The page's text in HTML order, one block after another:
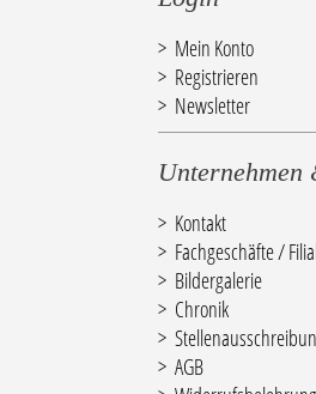
Mein Konto
Registrieren
Newsletter
Unternehmen
Kontakt
Fachgeschäfte /
Bildergalerie
Chronik
AGB